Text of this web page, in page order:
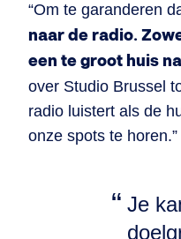
“Om te garanderen
naar de radio.
een te groot huis
over Studio Brussel
radio luistert als de
onze spots te horen.”
Je